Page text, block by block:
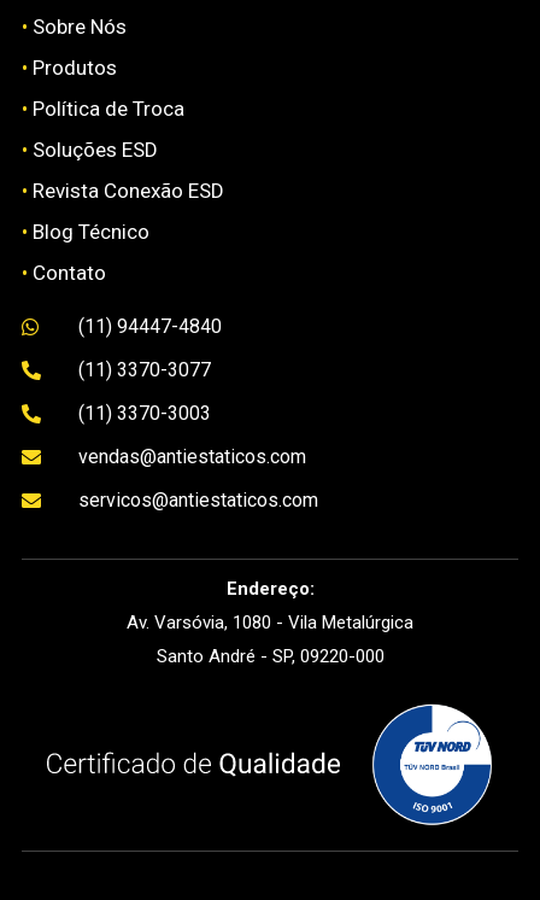
• Sobre Nós
• Produtos
• Política de Troca
• Soluções ESD
• Revista Conexão ESD
• Blog Técnico
• Contato
 (11) 94447-4840
 (11) 3370-3077
 (11) 3370-3003
 vendas@antiestaticos.com
 servicos@antiestaticos.com
Endereço:
Av. Varsóvia, 1080 - Vila Metalúrgica
Santo André - SP, 09220-000